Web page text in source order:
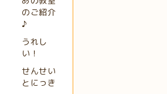
のご紹介
♪
うれし
い！
せんせい
とにっき